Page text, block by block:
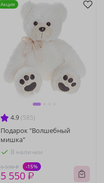
4.9 (585)
Подарок "Волшебный
мишка"
В наличии
6 530 ₽ -15%
5 550 ₽
Акция